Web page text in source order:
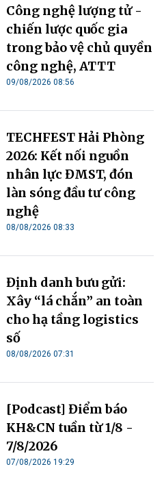
Công nghệ lượng tử -
chiến lược quốc gia
trong bảo vệ chủ quyền
công nghệ, ATTT
09/08/2026 08:56
TECHFEST Hải Phòng
2026: Kết nối nguồn
nhân lực ĐMST, đón
làn sóng đầu tư công
nghệ
08/08/2026 08:33
Định danh bưu gửi:
Xây “lá chắn” an toàn
cho hạ tầng logistics
số
08/08/2026 07:31
[Podcast] Điểm báo
KH&CN tuần từ 1/8 -
7/8/2026
07/08/2026 19:29